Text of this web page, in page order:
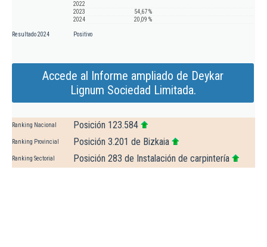
2022
2023
54,67 %
2024
20,09 %
Resultado 2024 Positivo
Accede al Informe ampliado de Deykar
Lignum Sociedad Limitada.
Ranking Nacional Posición 123.584
Ranking Provincial Posición 3.201 de Bizkaia
Ranking Sectorial Posición 283 de Instalación de carpintería